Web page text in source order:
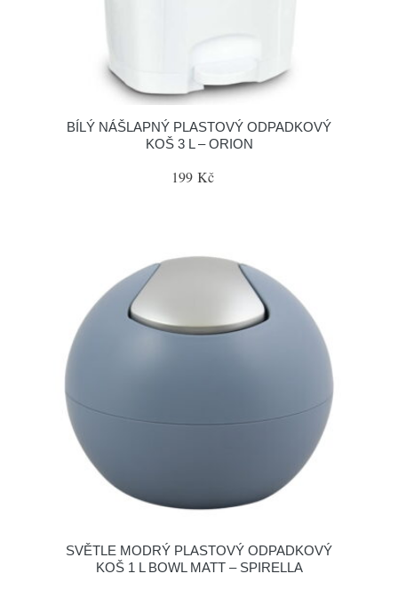
BÍLÝ NÁŠLAPNÝ PLASTOVÝ ODPADKOVÝ
KOŠ 3 L – ORION
199 Kč
SVĚTLE MODRÝ PLASTOVÝ ODPADKOVÝ
KOŠ 1 L BOWL MATT – SPIRELLA